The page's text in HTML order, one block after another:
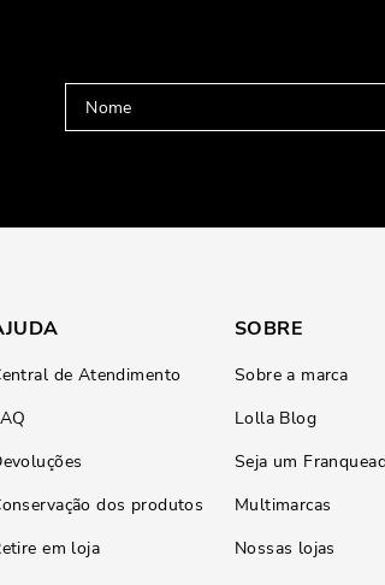
de Atendimento
dos produtos
em loja
SOBRE
Sobre a marca
Lolla Blog
Seja um
Multimarcas
Nossas lojas